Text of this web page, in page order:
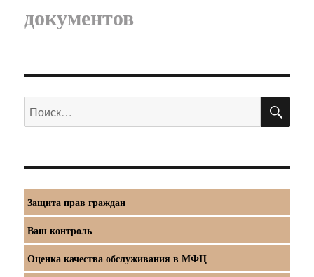
документов
Искать:
Защита прав граждан
Ваш контроль
Оценка качества обслуживания в МФЦ